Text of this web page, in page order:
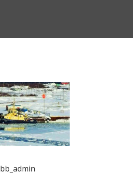
bb_admin